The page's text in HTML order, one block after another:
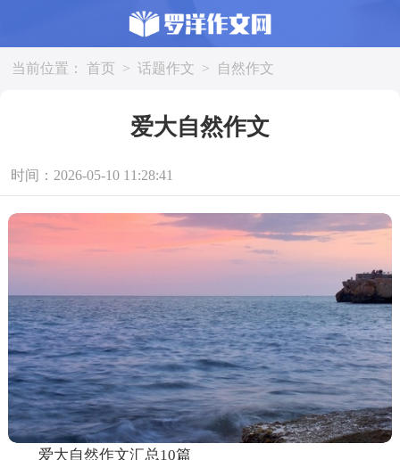
当前位置： 首页 > 话题作文 > 自然作文
爱大自然作文
时间：2026-05-10 11:28:41
爱大自然作文汇总10篇